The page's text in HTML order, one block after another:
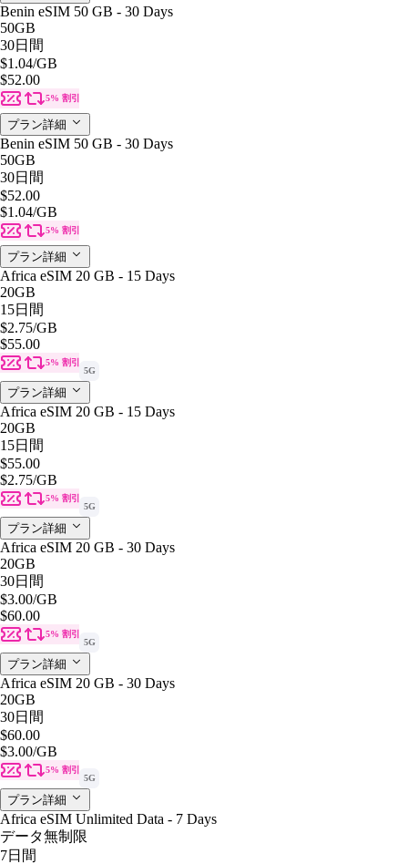
Benin eSIM 50 GB - 30 Days
50GB
30日間
$1.04/GB
$52.00
5% 割引
プラン詳細
Benin eSIM 50 GB - 30 Days
50GB
30日間
$52.00
$1.04/GB
5% 割引
プラン詳細
Africa eSIM 20 GB - 15 Days
20GB
15日間
$2.75/GB
$55.00
5% 割引
5G
プラン詳細
Africa eSIM 20 GB - 15 Days
20GB
15日間
$55.00
$2.75/GB
5% 割引
5G
プラン詳細
Africa eSIM 20 GB - 30 Days
20GB
30日間
$3.00/GB
$60.00
5% 割引
5G
プラン詳細
Africa eSIM 20 GB - 30 Days
20GB
30日間
$60.00
$3.00/GB
5% 割引
5G
プラン詳細
Africa eSIM Unlimited Data - 7 Days
データ無制限
7日間